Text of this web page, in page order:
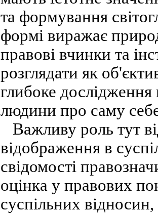
та формування
формі виражає
правові вчинки та
розглядати як
глибоке
людини про саму
Важливу роль тут
відображення в
свідомості
оцінка у правових
суспільних